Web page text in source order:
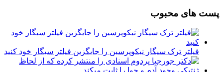
پست های محبوب
فیلتر ترک سیگار نیکوپرسین را جایگزین فیلتر سیگار خود کنید